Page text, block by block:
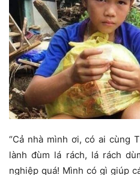
“Cả nhà mình ơi, có ai cùng
lành đùm lá rách, lá rách
nghiệp quá! Mình có gì giúp